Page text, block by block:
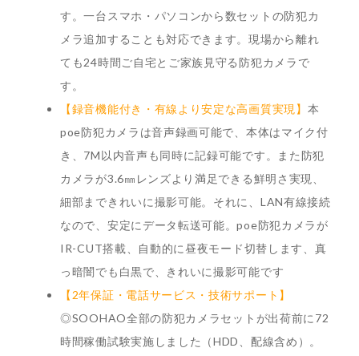
す。一台スマホ・パソコンから数セットの防犯カ
メラ追加することも対応できます。現場から離れ
ても24時間ご自宅とご家族見守る防犯カメラで
す。
【録音機能付き・有線より安定な高画質実現】 本
poe防犯カメラは音声録画可能で、本体はマイク付
き、7M以内音声も同時に記録可能です。また防犯
カメラが3.6㎜レンズより満足できる鮮明さ実現、
細部まできれいに撮影可能。それに、LAN有線接続
なので、安定にデータ転送可能。poe防犯カメラが
IR-CUT搭載、自動的に昼夜モード切替します、真
っ暗闇でも白黒で、きれいに撮影可能です
【2年保証・電話サービス・技術サポート】
◎SOOHAO全部の防犯カメラセットが出荷前に72
時間稼働試験実施しました（HDD、配線含め）。